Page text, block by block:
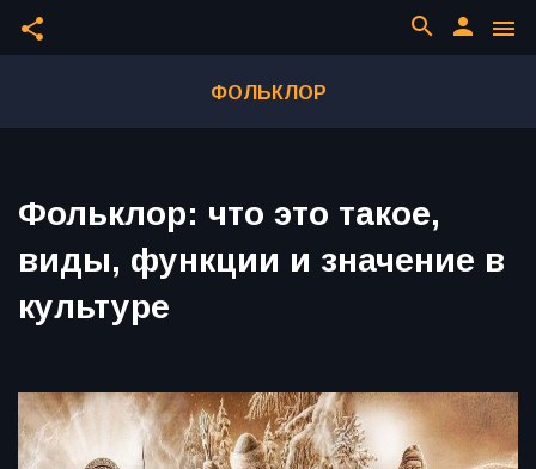
share menu
person
search
ФОЛЬКЛОР
Фольклор: что это такое,
виды, функции и значение в
культуре